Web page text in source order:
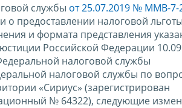
службы от 25.07.2019 № ММВ-7-
предоставлении налоговой
и формата представления
Российской Федерации
налоговой службы
налоговой службы по
«Сириус» (зарегистрирован
№ 64322), следующие